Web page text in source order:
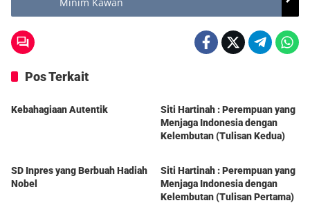
Pos Terkait
Berita
Kebahagiaan Autentik
Siti Hartinah : Perempuan yang
Menjaga Indonesia dengan
Kelembutan (Tulisan Kedua)
SD Inpres yang Berbuah Hadiah
Nobel
Siti Hartinah : Perempuan yang
Menjaga Indonesia dengan
Kelembutan (Tulisan Pertama)